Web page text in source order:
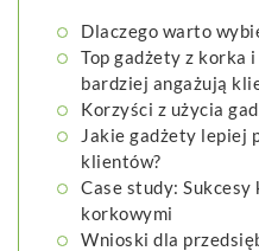
Dlaczego warto
Top gadżety z korka
bardziej angażują
Korzyści z użycia
Jakie gadżety lepiej
klientów?
Case study:
korkowymi
Wnioski dla